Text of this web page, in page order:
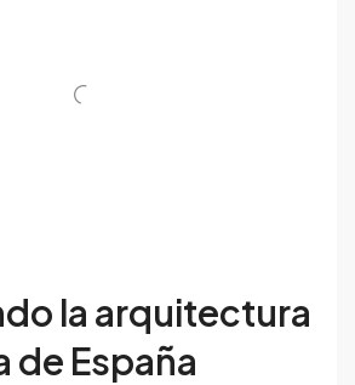
la arquitectura
de España